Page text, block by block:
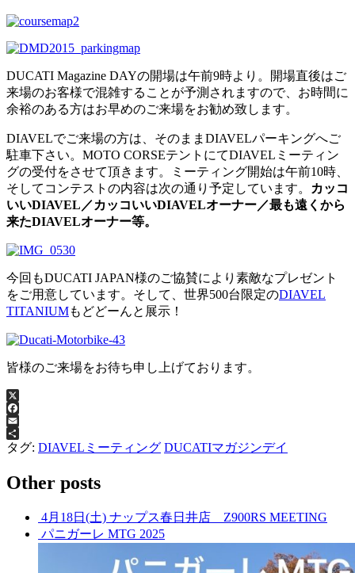
DUCATI Magazine DAYの開場は午前9時より。開場直後はご
来場のお客様で混雑することが予測されますので、お時間に
余裕のある方はお早めのご来場をお勧め致します。
DIAVELでご来場の方は、そのままDIAVELパーキングへご
駐車下さい。MOTO CORSEテントにてDIAVELミーティン
グの受付をさせて頂きます。ミーティング開始は午前10時、
そしてコンテストの内容は次の通り予定しています。
カッコ
いいDIAVEL／カッコいいDIAVELオーナー／最も遠くから
来たDIAVELオーナー等。
今回もDUCATI JAPAN様のご協賛により素敵なプレゼント
をご用意しています。そして、世界500台限定のDIAVEL
TITANIUMもどどーんと展示！
皆様のご来場をお待ち申し上げております。
X
Facebook
Email
共
有
タグ: DIAVELミーティング DUCATIマガジンデイ
Other posts
4月18日(土) ナップス春日井店 Z900RS MEETING
パニガーレ MTG 2025